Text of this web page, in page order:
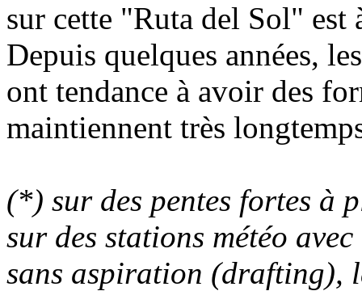
sur cette "Ruta del Sol" est
Depuis quelques années,
ont tendance à avoir des
maintiennent très
(*) sur des pentes fortes à
sur des stations météo
sans aspiration (drafting),